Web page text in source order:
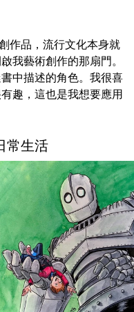
作品，流行文化本身就
我藝術創作的那扇門。
書中描述的角色。我很喜
趣，這也是我想要應用
常生活